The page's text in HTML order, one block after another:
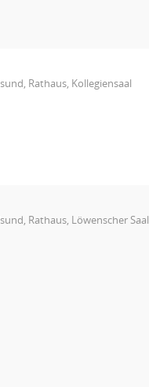
Rathaus, Kollegiensaal
Rathaus, Löwenscher Saal